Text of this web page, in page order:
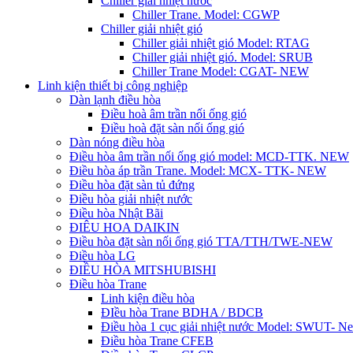
Chiller Trane. Model: CGWP
Chiller giải nhiệt gió
Chiller giải nhiệt gió Model: RTAG
Chiller giải nhiệt gió. Model: SRUB
Chiller Trane Model: CGAT- NEW
Linh kiện thiết bị công nghiệp
Dàn lạnh điều hòa
Điều hoà âm trần nối ống gió
Điều hoà đặt sàn nối ống gió
Dàn nóng điều hòa
Điều hòa âm trần nối ống gió model: MCD-TTK. NEW
Điều hòa áp trần Trane. Model: MCX- TTK- NEW
Điều hòa đặt sàn tủ đứng
Điều hòa giải nhiệt nước
Điều hòa Nhật Bãi
ĐIÊU HOA DAIKIN
Điều hòa đặt sàn nối ống gió TTA/TTH/TWE-NEW
Điều hòa LG
ĐIỀU HÒA MITSHUBISHI
Điều hòa Trane
Linh kiện điều hòa
ĐIều hòa Trane BDHA / BDCB
Điều hòa 1 cục giải nhiệt nước Model: SWUT-
Điều hòa Trane CFEB